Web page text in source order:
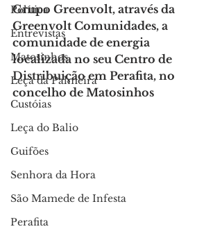
Política
Entrevistas
Matosinhos
Leça da Palmeira
Custóias
Leça do Balio
Guifões
Senhora da Hora
São Mamede de Infesta
Perafita
Grupo Greenvolt, através da
Greenvolt Comunidades, a
comunidade de energia
localizada no seu Centro de
Distribuição em Perafita, no
concelho de Matosinhos